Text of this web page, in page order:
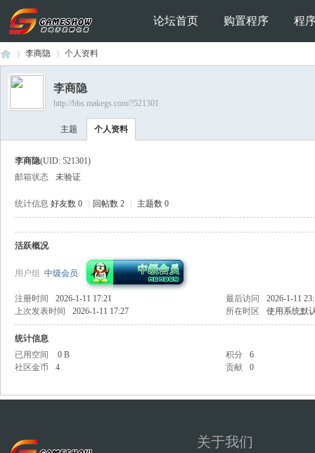
论坛首页 购置程序 程
Sh
›
李商隐 个人资料
李商隐
http://bbs.makegs.com/?521301
主题 个人资料
李商隐(UID: 521301)
邮箱状态
未验证
统计信息 好友数 0 回帖数 2 主题数 0
活跃概况
用户组 中级会员
注册时间 2026-1-11 17:21 最后访问
2026-1-11
上次发表时间
2026-1-11 17:27 所在时区 使用系统默
统计信息
已用空间
0 B 积分
6
社区金币
4 贡献 0
关于我们